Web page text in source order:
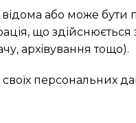
відома або може бути
що
архівування тощо).
персональних